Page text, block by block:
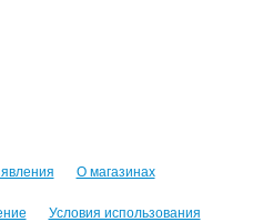
О магазинах
Условия использования